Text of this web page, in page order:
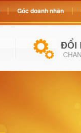
Góc doanh nhân